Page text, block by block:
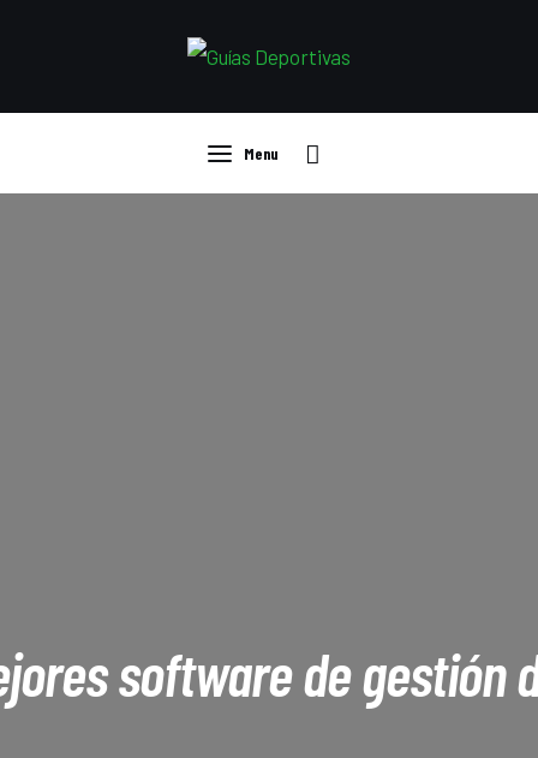
Menu
software de gestión